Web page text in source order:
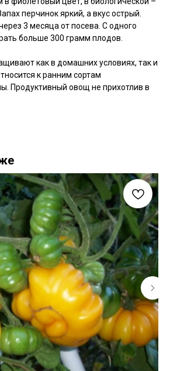
перчинок яркий, а вкус острый.
3 месяца от посева. С одного
больше 300 грамм плодов.
как в домашних условиях, так и
к ранним сортам
Продуктивный овощ не прихотлив в